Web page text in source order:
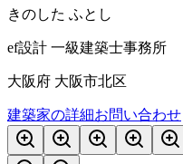
きのした ふとし
ef設計 一級建築士事務所
大阪府 大阪市北区
建築家の詳細お問い合わせ